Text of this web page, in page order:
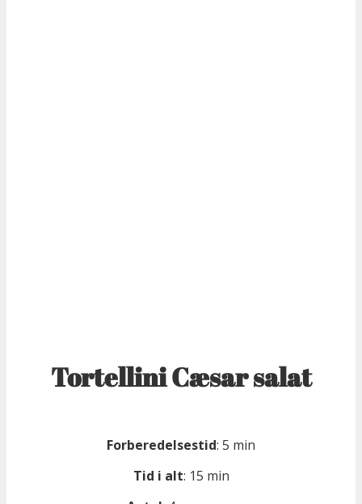
Tortellini Cæsar salat
Forberedelsestid: 5 min
Tid i alt: 15 min